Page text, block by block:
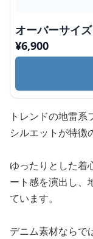
オーバーサイ
¥6,900
トレンドの地雷
シルエットが特徴
ゆったりとした着
ート感を演出し、
ています。
デニム素材ならで